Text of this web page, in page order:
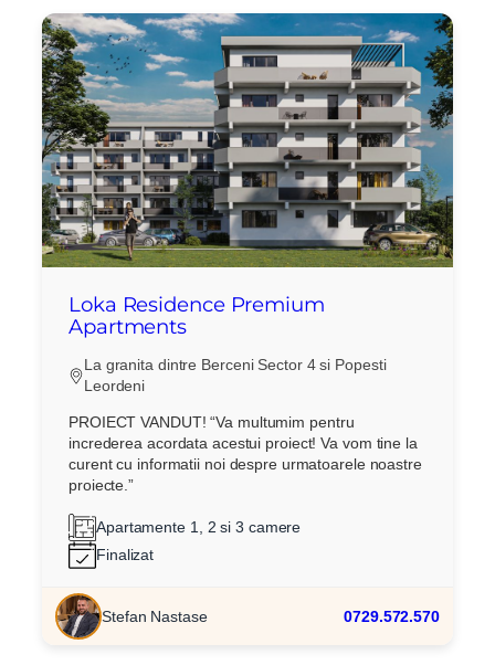
Loka Residence Premium
Apartments
La granita dintre Berceni Sector 4 si Popesti
Leordeni
PROIECT VANDUT! “Va multumim pentru
increderea acordata acestui proiect! Va vom tine la
curent cu informatii noi despre urmatoarele noastre
proiecte.”
Apartamente 1, 2 si 3 camere
Finalizat
Stefan Nastase 0729.572.570